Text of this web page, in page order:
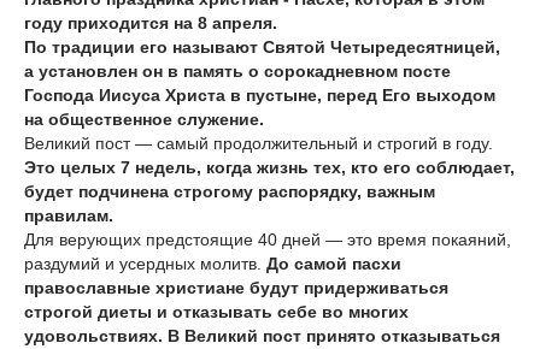
году приходится на 8 апреля.
По традиции его называют Святой Четыредесятницей,
а установлен он в память о сорокадневном посте
Господа Иисуса Христа в пустыне, перед Его выходом
на общественное служение.
Великий пост — самый продолжительный и строгий в году.
Это целых 7 недель, когда жизнь тех, кто его соблюдает,
будет подчинена строгому распорядку, важным
правилам.
Для верующих предстоящие 40 дней — это время покаяний,
раздумий и усердных молитв. До самой пасхи
православные христиане будут придерживаться
строгой диеты и отказывать себе во многих
удовольствиях. В Великий пост принято отказываться